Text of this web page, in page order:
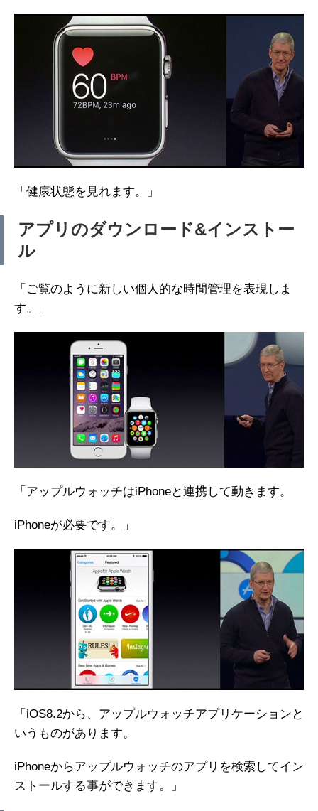
「健康状態を見れます。」
アプリのダウンロード&インストー
ル
「ご覧のように新しい個人的な時間管理を表現しま
す。」
「アップルウォッチはiPhoneと連携して動きます。
iPhoneが必要です。」
「iOS8.2から、アップルウォッチアプリケーションと
いうものがあります。
iPhoneからアップルウォッチのアプリを検索してイン
ストールする事ができます。」